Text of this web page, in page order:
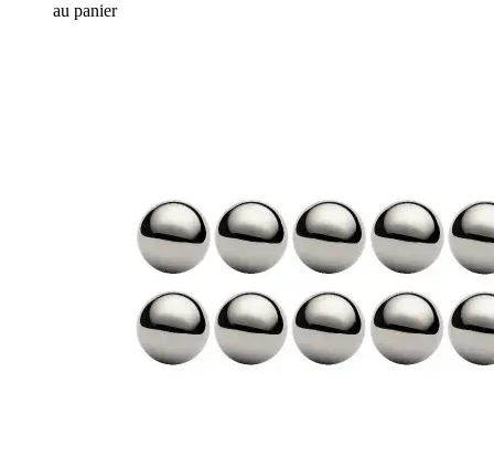
au panier